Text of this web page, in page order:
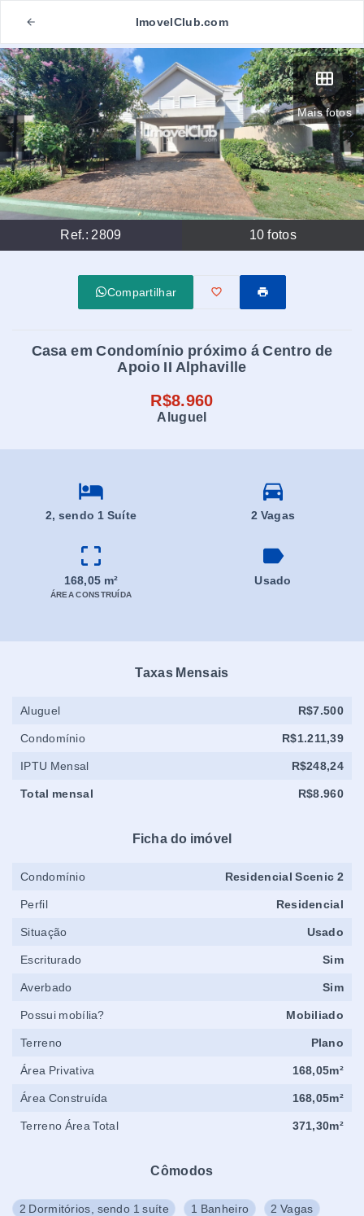
ImovelClub.com
Mais fotos
Ref.: 2809 10 fotos
Compartilhar
Casa em Condomínio próximo á Centro de
Apoio II Alphaville
R$8.960
Aluguel
2, sendo 1 Suíte 2 Vagas
168,05 m²
ÁREA CONSTRUÍDA
Usado
Cômodos
2 Dormitórios, sendo 1 suíte 1 Banheiro 2 Vagas
Taxas Mensais
Aluguel R$7.500
Condomínio R$1.211,39
IPTU Mensal R$248,24
Total mensal R$8.960
Ficha do imóvel
Condomínio Residencial Scenic 2
Perfil Residencial
Situação Usado
Escriturado Sim
Averbado Sim
Possui mobília? Mobiliado
Terreno Plano
Área Privativa 168,05m²
Área Construída 168,05m²
Terreno Área Total 371,30m²